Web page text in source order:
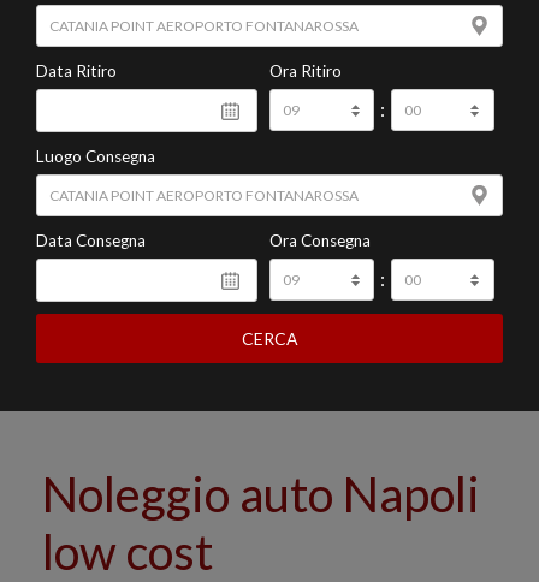
Data Ritiro Ora Ritiro
:
Luogo Consegna
Data Consegna Ora Consegna
:
CERCA
Noleggio auto Napoli
low cost